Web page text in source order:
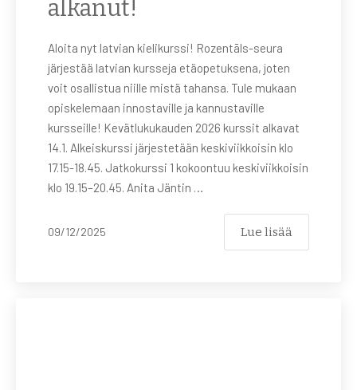
alkanut!
Aloita nyt latvian kielikurssi! Rozentāls-seura
järjestää latvian kursseja etäopetuksena, joten
voit osallistua niille mistä tahansa. Tule mukaan
opiskelemaan innostaville ja kannustaville
kursseille! Kevätlukukauden 2026 kurssit alkavat
14.1. Alkeiskurssi järjestetään keskiviikkoisin klo
17.15-18.45. Jatkokurssi 1 kokoontuu keskiviikkoisin
klo 19.15–20.45. Anita Jäntin …
09/12/2025 Lue lisää